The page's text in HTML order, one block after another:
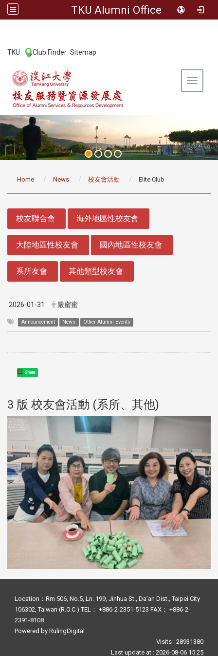
TKU Alumni Office
TKU Club Finder Sitemap
Toggle
Home News 校友會活動 Elite Club
校友聯合會 海外地區性校友會
大陸地區性校友會 國內地區性校友會
系所友會 其他類型校友會
2026-01-31 嚴蜜蜜
Announcement News Other Alumni Events
Share
3 版 校友會活動 (系所、其他)
Location：Rm 506, No.5, Ln. 199, Jinhua St., Da’an Dist., Taipei City
106302, Taiwan (R.O.C.) TEL： +886-2-2351-5123 FAX： +886-2-
2391-8108
Powered by RulingDigital
Visits : 28931380
Last update at :2026-08-06 15:25